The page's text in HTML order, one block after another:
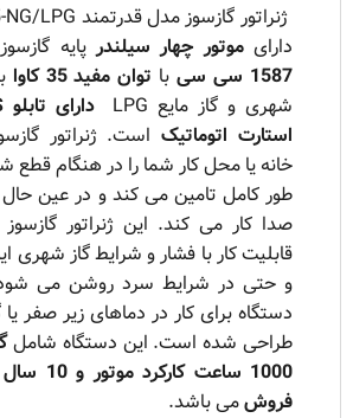
دارایموتور چهار سیلندر پایه
1587 سی سی
با توان مفید 35 کاوا
شهری و گاز مایع LPG
استارت اتوماتیکاست.ژنراتور
خانه یا محل کار شما را در هنگام قطع
طور کامل تامین می کند و در عین حال
صدا کار می کند. این ژنراتور
قابلیت کار با فشار و شرایط گاز شهری
و حتی در شرایط سرد روشن می
دستگاه برای کار در دماهای زیر صفر یا
طراحی شده است. این دستگاه شامل
1000
فروشمی باشد.